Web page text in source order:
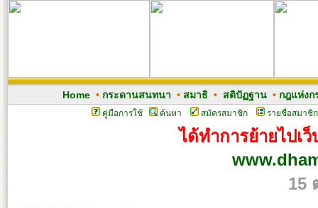
Home• กระดานสนทนา • สมาธิ• สติปัฏฐาน• กฎแห่งก
คู่มือการใช้ ค้นหา สมัครสมาชิก รายชื่อสมาชิก
ได้ทำการย้ายไปเ
15